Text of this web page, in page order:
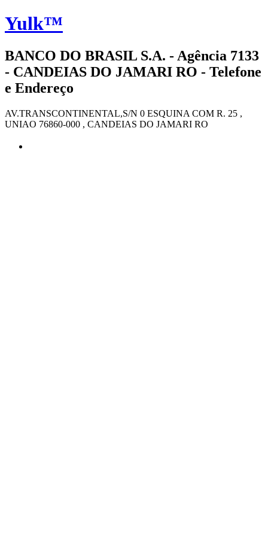
Yulk™
BANCO DO BRASIL S.A. - Agência 7133
- CANDEIAS DO JAMARI RO - Telefone
e Endereço
AV.TRANSCONTINENTAL,S/N 0 ESQUINA COM R. 25 ,
UNIAO 76860-000 , CANDEIAS DO JAMARI RO